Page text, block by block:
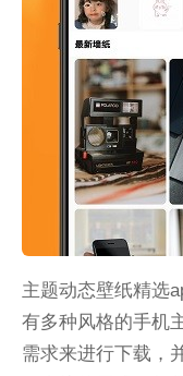
主题动态壁纸精选
有多种风格的手机
需求来进行下载，